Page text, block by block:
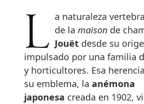
La naturaleza vertebra la esencia de lamaison de
Jouët desde su
impulsado por una familia
y horticultores. Esa
su emblema, la anémona
japonesa creada en 1902,